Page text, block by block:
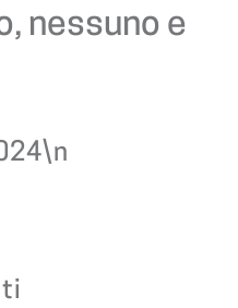
nessuno e